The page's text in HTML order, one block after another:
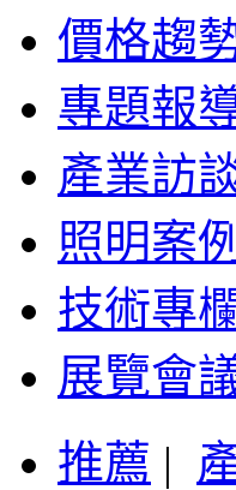
價格趨
專題報
產業訪
照明案例
技術專
展覽會
推薦 |